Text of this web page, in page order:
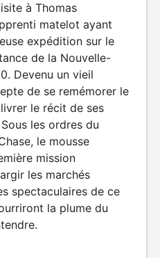
à Thomas
matelot ayant
expédition sur le
de la Nouvelle-
Devenu un vieil
de se remémorer le
le récit de ses
les ordres du
le mousse
mission
les marchés
spectaculaires de ce
la plume du